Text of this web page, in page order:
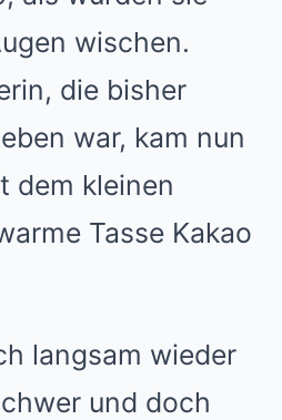
wischen.
die bisher
war, kam nun
dem kleinen
Tasse Kakao
langsam wieder
und doch